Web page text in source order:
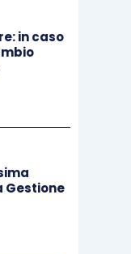
in caso
Gestione